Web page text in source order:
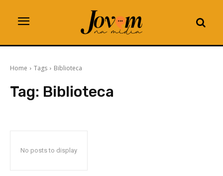
Home Tags Biblioteca
Tag: Biblioteca
No posts to display